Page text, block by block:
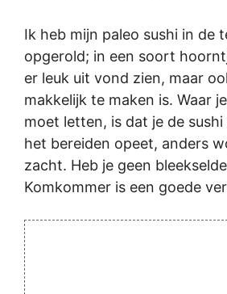
Ik heb mijn paleo sushi in de
opgerold; in een soort
er leuk uit vond zien, maar
makkelijk te maken is. Waar
moet letten, is dat je de
het bereiden opeet, anders
zacht. Heb je geen
Komkommer is een goede